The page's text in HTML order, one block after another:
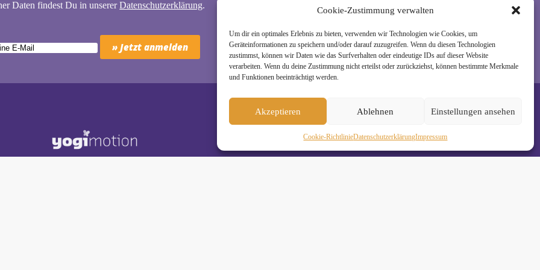
Cookie-Zustimmung verwalten
Um dir ein optimales Erlebnis zu bieten, verwenden wir Technologien wie Cookies, um
Geräteinformationen zu speichern und/oder darauf zuzugreifen. Wenn du diesen Technologien
zustimmst, können wir Daten wie das Surfverhalten oder eindeutige IDs auf dieser Website
verarbeiten. Wenn du deine Zustimmung nicht erteilst oder zurückziehst, können bestimmte Merkmale
und Funktionen beeinträchtigt werden.
Akzeptieren Ablehnen Einstellungen ansehen
Cookie-RichtlinieDaten­schutz­erklä­rungImpressum
Daten findest Du in unsererDatenschutzerklärung.